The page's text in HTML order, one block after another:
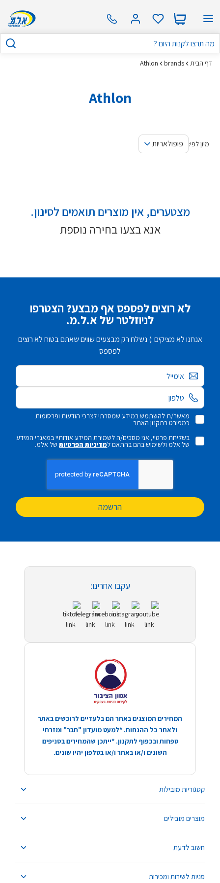
דף הבית brands
Athlon
Athlon
מיון לפי: פופולאריות
מצטערים, אין מוצרים תואמים לסינון.
אנא בצעו בחירה נוספת
לא רוצים לפספס אף מבצע? הצטרפו
לניוזלטר של א.ל.מ.
אנחנו לא מציקים :) נשלח רק מבצעים שווים שאתם בטוח לא רוצים
לפספס
אימייל
מאשר/ת להשתמש במידע שמסרתי לצרכי הודעות ופרסומות
כמפורט בתקנון האתר
בשליחת פרטיי, אני מסכים/ה לשמירת המידע אודותיי במאגרי המידע
של אלמ ולשימוש בהם בהתאם למדיניות הפרטיותשל אלמ.
הרשמה
קטגוריות מובילות
מוצרים מובילים
חשוב לדעת
פניות לשירות ומכירות
עקבו אחרינו:
המחירים המוצגים באתר הם בלעדיים לרוכשים באתר
ולאחר כל ההנחות. *למעט מועדון "חבר" ומזרחי
טפחות ובכפוף לתקנון. *ייתכן שהמחירים בסניפים
השונים ו/או באתר ו/או בטלפון יהיו שונים.